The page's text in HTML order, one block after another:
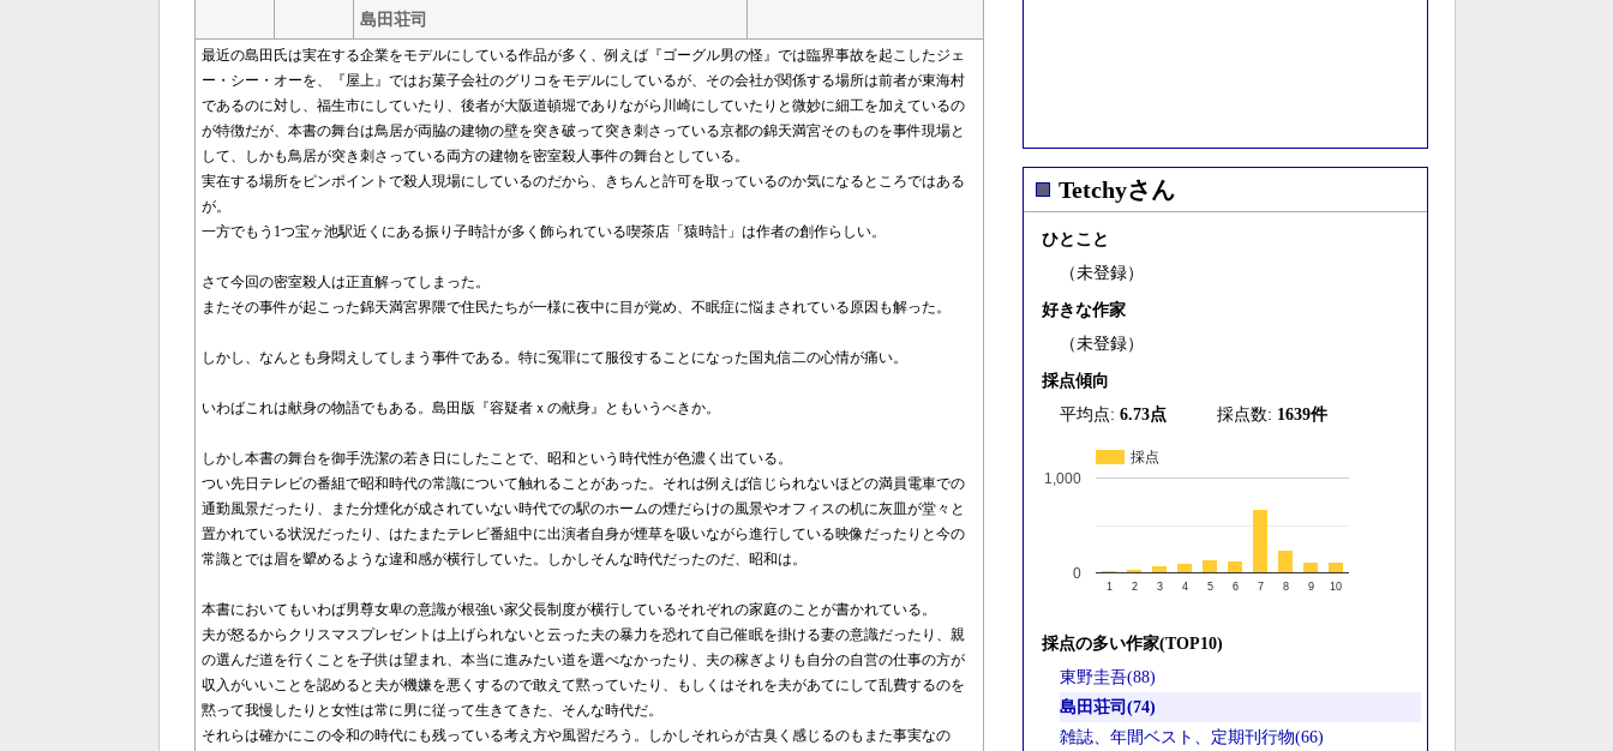
島田荘司
最近の島田氏は実在する企業をモデルにしている作品が多く、例えば『ゴーグル男の怪』では臨界事故を起こしたジェ
ー・シー・オーを、『屋上』ではお菓子会社のグリコをモデルにしているが、その会社が関係する場所は前者が東海村
であるのに対し、福生市にしていたり、後者が大阪道頓堀でありながら川崎にしていたりと微妙に細工を加えているの
が特徴だが、本書の舞台は鳥居が両脇の建物の壁を突き破って突き刺さっている京都の錦天満宮そのものを事件現場と
して、しかも鳥居が突き刺さっている両方の建物を密室殺人事件の舞台としている。
実在する場所をピンポイントで殺人現場にしているのだから、きちんと許可を取っているのか気になるところではある
が。
一方でもう1つ宝ヶ池駅近くにある振り子時計が多く飾られている喫茶店「猿時計」は作者の創作らしい。
さて今回の密室殺人は正直解ってしまった。
またその事件が起こった錦天満宮界隈で住民たちが一様に夜中に目が覚め、不眠症に悩まされている原因も解った。
しかし、なんとも身悶えしてしまう事件である。特に冤罪にて服役することになった国丸信二の心情が痛い。
いわばこれは献身の物語でもある。島田版『容疑者ｘの献身』ともいうべきか。
しかし本書の舞台を御手洗潔の若き日にしたことで、昭和という時代性が色濃く出ている。
つい先日テレビの番組で昭和時代の常識について触れることがあった。それは例えば信じられないほどの満員電車での
通勤風景だったり、また分煙化が成されていない時代での駅のホームの煙だらけの風景やオフィスの机に灰皿が堂々と
置かれている状況だったり、はたまたテレビ番組中に出演者自身が煙草を吸いながら進行している映像だったりと今の
常識とでは眉を顰めるような違和感が横行していた。しかしそんな時代だったのだ、昭和は。
本書においてもいわば男尊女卑の意識が根強い家父長制度が横行しているそれぞれの家庭のことが書かれている。
夫が怒るからクリスマスプレゼントは上げられないと云った夫の暴力を恐れて自己催眠を掛ける妻の意識だったり、親
の選んだ道を行くことを子供は望まれ、本当に進みたい道を選べなかったり、夫の稼ぎよりも自分の自営の仕事の方が
収入がいいことを認めると夫が機嫌を悪くするので敢えて黙っていたり、もしくはそれを夫があてにして乱費するのを
黙って我慢したりと女性は常に男に従って生きてきた、そんな時代だ。
それらは確かにこの令和の時代にも残っている考え方や風習だろう。しかしそれらが古臭く感じるのもまた事実なの
Tetchyさん
ひとこと
（未登録）
好きな作家
（未登録）
採点傾向
平均点: 6.73点 採点数: 1639件
採点
1 2 3 4 5 6 7 8 9 10
0
1,000
採点の多い作家(TOP10)
東野圭吾(88)
島田荘司(74)
雑誌、年間ベスト、定期刊行物(66)